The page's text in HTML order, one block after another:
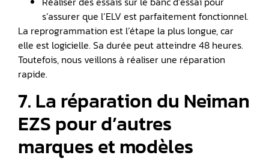
s’assurer que l’ELV est parfaitement fonctionnel.
La reprogrammation est l’étape la plus longue, car
elle est logicielle. Sa durée peut atteindre 48 heures.
Toutefois, nous veillons à réaliser une réparation
rapide.
7. La réparation du Neiman
EZS pour d’autres
marques et modèles